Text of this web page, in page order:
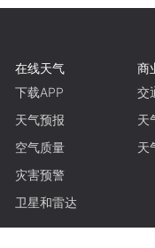
在线天气
下载APP
天气预报
空气质量
灾害预警
卫星和雷达
商
交
天
天